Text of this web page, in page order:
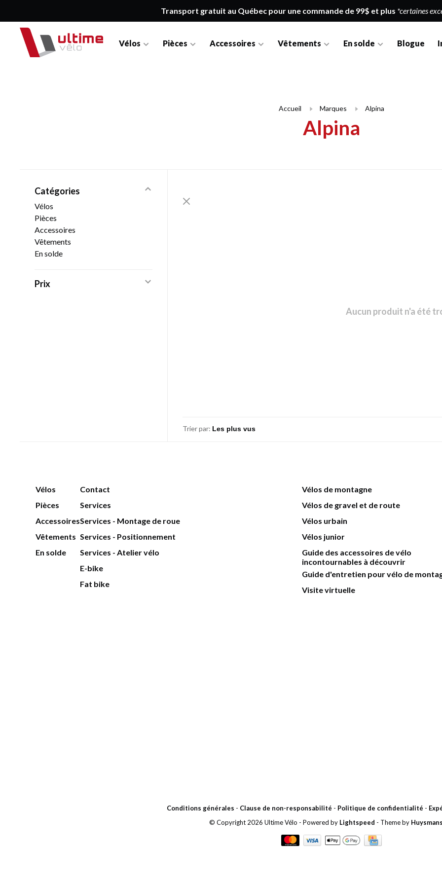
Transport gratuit au Québec pour une commande de 99$ et plus *certaines
Vélos Pièces Accessoires Vêtements En solde Blogue
Accueil Marques Alpina
Alpina
Catégories
Vélos
Pièces
Accessoires
Vêtements
En solde
Prix
Aucun produit n'a été
Trier par:
Vélos
Pièces
Accessoires
Vêtements
En solde
Contact
Services
Services - Montage de roue
Services - Positionnement
Services - Atelier vélo
E-bike
Fat bike
Vélos de montagne
Vélos de gravel et de route
Vélos urbain
Vélos junior
Guide des accessoires de vélo
incontournables à découvrir
Guide d'entretien pour vélo de
Visite virtuelle
Conditions générales - Clause de non-responsabilité - Politique de confidentialité -
© Copyright 2026 Ultime Vélo - Powered by Lightspeed - Theme by